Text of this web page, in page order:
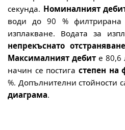
секунда. Номиналният
води до 90 %
изплакване. Водата за
непрекъснато
Максималният дебит е 80,6
начин се постига степен на
%. Допълнителни стойности
диаграма.